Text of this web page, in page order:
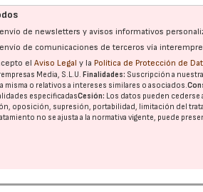
de newsletters y avisos informativos
de comunicaciones de terceros vía
elAviso Legal y la Política de Protección de
Media, S.L.U.Finalidades: Suscripción a
misma o relativos a intereses similares o asociados.
especificadasCesión: Los datos pueden cederse
oposición, supresión, portabilidad, limitación del
no se ajusta a la normativa vigente, puede